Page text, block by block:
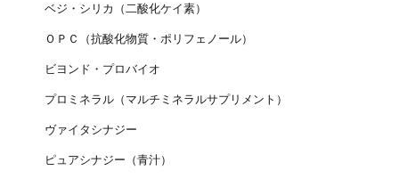
ベジ・シリカ（二酸化ケイ素）
ＯＰＣ（抗酸化物質・ポリフェノール）
ビヨンド・プロバイオ
プロミネラル（マルチミネラルサプリメント）
ヴァイタシナジー
ピュアシナジー（青汁）